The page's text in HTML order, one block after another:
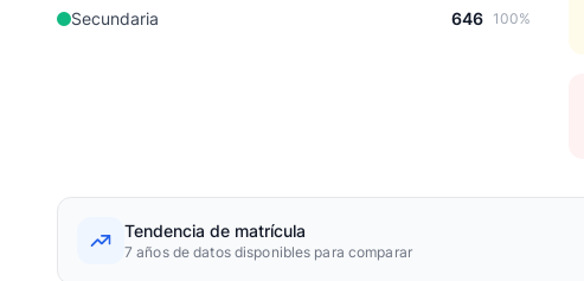
Secundaria 646 100%
Tendencia de matrícula
7 años de datos disponibles para comparar